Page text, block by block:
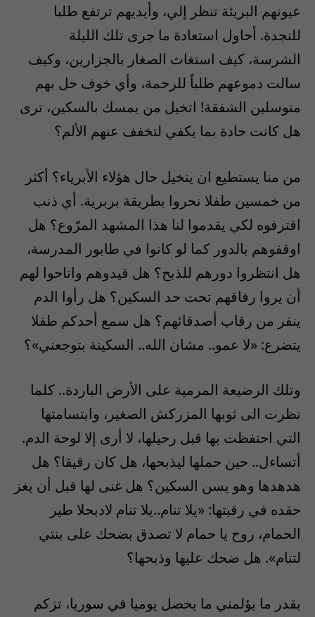
عيونهم البريئة تنظر إلي، وأيديهم ترتفع طلبا
للنجدة. أحاول استعادة ما جرى تلك الليلة
الشرسة، كيف استغاث الصغار بالجزارين، وكيف
سالت دموعهم طلباً للرحمة، وأي خوف حل بهم
متوسلين الشفقة! اتخيل من يمسك بالسكين، ترى
هل كانت حادة بما يكفي لتخفف عنهم الألم؟
من منا يستطيع ان يتخيل حال هؤلاء الأبرياء؟ أكثر
من خمسين طفلا نحروا بطريقة بربرية. أي ذنب
اقترفوه لكي يقدموا لنا هذا المشهد المرّوع؟ هل
اوقفوهم بالدور كما لو كانوا في طابور المدرسة،
هل انتظروا دورهم للذبح؟ هل قيدوهم واتاحوا لهم
أن يروا رفاقهم تحت حد السكين؟ هل رأوا الدم
ينفر من رقاب أصدقائهم؟ هل سمع أحدكم طفلا
يتضرع: «لا عمو.. مشان الله.. السكينة بتوجعني»؟
وتلك الرضيعة المرمية على الأرض الباردة.. كلما
نظرت الى ثوبها المزركش الصغير، وابتسامتها
التي احتفظت بها قبل رحيلها، لا أرى إلا لوحة الدم.
أتساءل.. حين حملها ليذبحها، هل كان رقيقا؟ هل
هدهدها وهو يسن السكين؟ هل غنى لها قبل أن يغز
حقده في رقبتها: «يلا تنام..يلا تنام لادبحلا طير
الحمام، روح يا حمام لا تصدق بضحك على بنتي
لتنام». هل ضحك عليها وذبحها؟
بقدر ما يؤلمني ما يحصل يوميا في سوريا، تزكم